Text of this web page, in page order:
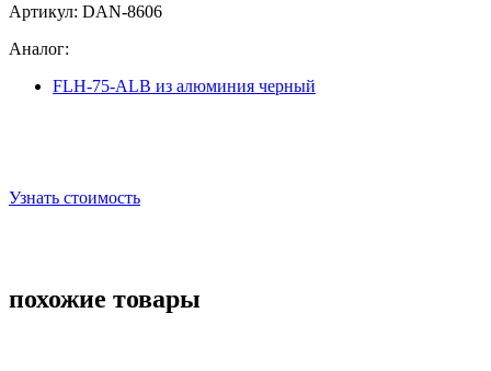
Артикул: DAN-8606
Aналог:
FLH-75-ALB из алюминия черный
Узнать стоимость
похожие товары